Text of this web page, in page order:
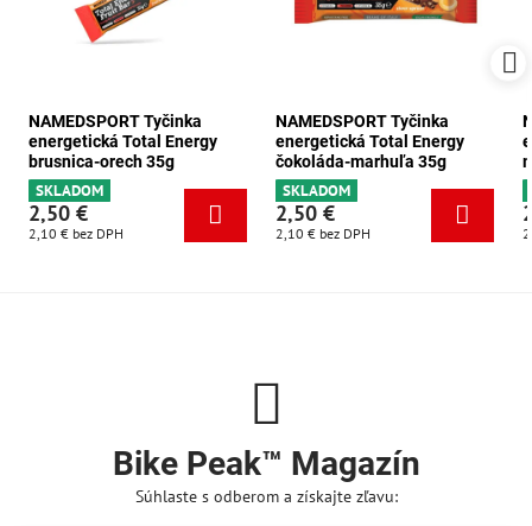
NAMEDSPORT Tyčinka
energetická Total Energy
brusnica-orech 35g
SKLADOM
2,50 €
2,10 € bez DPH
NAMEDSPORT Tyčinka
energetická Total Energy
čokoláda-marhuľa 35g
SKLADOM
2,50 €
2,10 € bez DPH
Bike Peak™ Magazín
Súhlaste s odberom a získajte zľavu: